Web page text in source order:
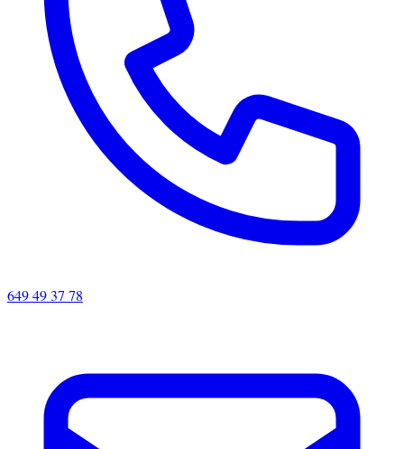
649 49 37 78